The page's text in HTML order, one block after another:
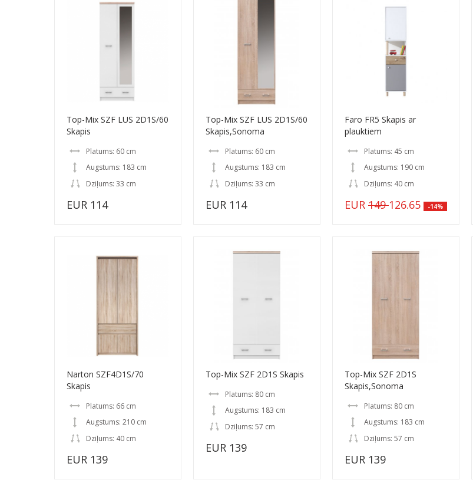
Top-Mix SZF LUS 2D1S/60
Skapis
Platums: 60 cm
Augstums: 183 cm
Dziļums: 33 cm
EUR 114
Top-Mix SZF LUS 2D1S/60
Skapis,Sonoma
Platums: 60 cm
Augstums: 183 cm
Dziļums: 33 cm
EUR 114
Faro FR5 Skapis ar
plauktiem
Platums: 45 cm
Augstums: 190 cm
Dziļums: 40 cm
EUR 149126.65 -14%
Narton SZF4D1S/70
Skapis
Platums: 66 cm
Augstums: 210 cm
Dziļums: 40 cm
EUR 139
Top-Mix SZF 2D1S Skapis
Platums: 80 cm
Augstums: 183 cm
Dziļums: 57 cm
EUR 139
Top-Mix SZF 2D1S
Skapis,Sonoma
Platums: 80 cm
Augstums: 183 cm
Dziļums: 57 cm
EUR 139